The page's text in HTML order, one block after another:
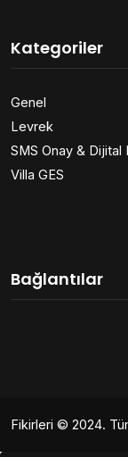
Kategoriler
Genel
Levrek
SMS Onay & Dijital
Villa GES
Bağlantılar
Fikirleri © 2024.